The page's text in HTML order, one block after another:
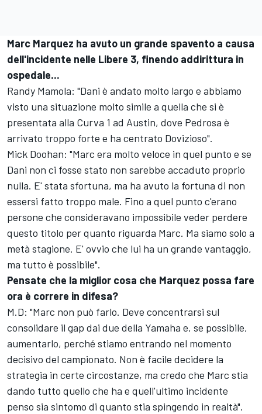
Marc Marquez ha avuto un grande spavento a causa
dell'incidente nelle Libere 3, finendo addirittura in
ospedale...
Randy Mamola: "Dani è andato molto largo e abbiamo
visto una situazione molto simile a quella che si è
presentata alla Curva 1 ad Austin, dove Pedrosa è
arrivato troppo forte e ha centrato Dovizioso".
Mick Doohan: "Marc era molto veloce in quel punto e se
Dani non ci fosse stato non sarebbe accaduto proprio
nulla. E' stata sfortuna, ma ha avuto la fortuna di non
essersi fatto troppo male. Fino a quel punto c'erano
persone che consideravano impossibile veder perdere
questo titolo per quanto riguarda Marc. Ma siamo solo a
metà stagione. E' ovvio che lui ha un grande vantaggio,
ma tutto è possibile".
Pensate che la miglior cosa che Marquez possa fare
ora è correre in difesa?
M.D: "Marc non può farlo. Deve concentrarsi sul
consolidare il gap dai due della Yamaha e, se possibile,
aumentarlo, perché stiamo entrando nel momento
decisivo del campionato. Non è facile decidere la
strategia in certe circostanze, ma credo che Marc stia
dando tutto quello che ha e quell'ultimo incidente
penso sia sintomo di quanto stia spingendo in realtà".